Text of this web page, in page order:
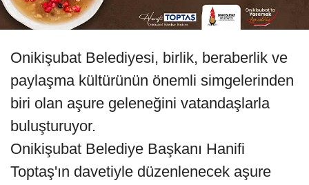
Onikişubat Belediyesi, birlik, beraberlik ve
paylaşma kültürünün önemli simgelerinden
biri olan aşure geleneğini vatandaşlarla
buluşturuyor.
Onikişubat Belediye Başkanı Hanifi
Toptaş'ın davetiyle düzenlenecek aşure